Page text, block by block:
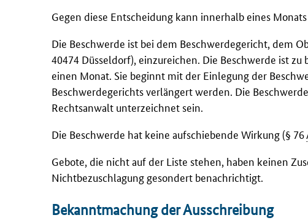
Gegen diese Entscheidung kann innerhalb eines
Die Beschwerde ist bei dem Beschwerdegericht, dem
40474 Düsseldorf), einzureichen. Die Beschwerde ist
einen Monat. Sie beginnt mit der Einlegung der
Beschwerdegerichts verlängert werden. Die
Rechtsanwalt unterzeichnet sein.
Die Beschwerde hat keine aufschiebende Wirkung (§ 76
Gebote, die nicht auf der Liste stehen, haben keinen
Nichtbezuschlagung gesondert benachrichtigt.
Bekanntmachung der Ausschreibung